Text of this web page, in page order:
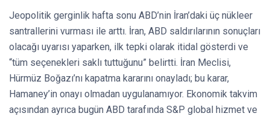
Jeopolitik gerginlik hafta sonu ABD’nin İran’daki üç nükleer
santrallerini vurması ile arttı. İran, ABD saldırılarının sonuçları
olacağı uyarısı yaparken, ilk tepki olarak itidal gösterdi ve
“tüm seçenekleri saklı tuttuğunu” belirtti. İran Meclisi,
Hürmüz Boğazı’nı kapatma kararını onayladı; bu karar,
Hamaney’in onayı olmadan uygulanamıyor. Ekonomik takvim
açısından ayrıca bugün ABD tarafında S&P global hizmet ve